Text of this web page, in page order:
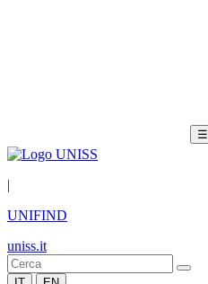
☰
|
UNIFIND
uniss.it